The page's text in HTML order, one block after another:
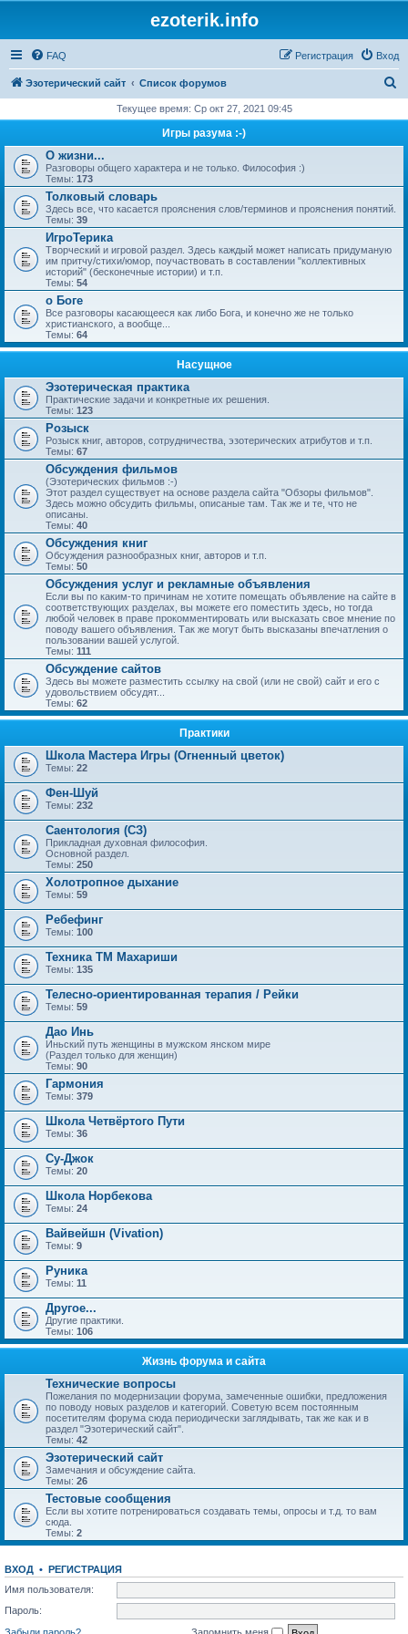
ezoterik.info
FAQ Вход
Регистрация
Эзотерический сайт Список форумов
с
Текущее время: Ср окт 27, 2021 09:45
Игры разума :-)
О жизни...
Разговоры общего характера и не только. Философия :)
Темы: 173
Толковый словарь
Здесь все, что касается прояснения слов/терминов и прояснения понятий.
Темы: 39
ИгроТерика
Творческий и игровой раздел. Здесь каждый может написать придуманую
им притчу/стихи/юмор, поучаствовать в составлении "коллективных
историй" (бесконечные истории) и т.п.
Темы: 54
о Боге
Все разговоры касающееся как либо Бога, и конечно же не только
христианского, а вообще...
Темы: 64
Насущное
Эзотерическая практика
Практические задачи и конкретные их решения.
Темы: 123
Розыск
Розыск книг, авторов, сотрудничества, эзотерических атрибутов и т.п.
Темы: 67
Обсуждения фильмов
(Эзотерических фильмов :-)
Этот раздел существует на основе раздела сайта "Обзоры фильмов".
Здесь можно обсудить фильмы, описаные там. Так же и те, что не
описаны.
Темы: 40
Обсуждения книг
Обсуждения разнообразных книг, авторов и т.п.
Темы: 50
Обсуждения услуг и рекламные объявления
Если вы по каким-то причинам не хотите помещать объявление на сайте в
соответствующих разделах, вы можете его поместить здесь, но тогда
любой человек в праве прокомментировать или высказать свое мнение по
поводу вашего объявления. Так же могут быть высказаны впечатления о
пользовании вашей услугой.
Темы: 111
Обсуждение сайтов
Здесь вы можете разместить ссылку на свой (или не свой) сайт и его с
удовольствием обсудят...
Темы: 62
Практики
Школа Мастера Игры (Огненный цветок)
Темы: 22
Фен-Шуй
Темы: 232
Саентология (СЗ)
Прикладная духовная философия.
Основной раздел.
Темы: 250
Холотропное дыхание
Темы: 59
Ребефинг
Темы: 100
Техника ТМ Махариши
Темы: 135
Телесно-ориентированная терапия / Рейки
Темы: 59
Дао Инь
Иньский путь женщины в мужском янском мире
(Раздел только для женщин)
Темы: 90
Гармония
Темы: 379
Школа Четвёртого Пути
Темы: 36
Су-Джок
Темы: 20
Школа Норбекова
Темы: 24
Вайвейшн (Vivation)
Темы: 9
Руника
Темы: 11
Другое...
Другие практики.
Темы: 106
Жизнь форума и сайта
Технические вопросы
Пожелания по модернизации форума, замеченные ошибки, предложения
по поводу новых разделов и категорий. Советую всем постоянным
посетителям форума сюда периодически заглядывать, так же как и в
раздел "Эзотерический сайт".
Темы: 42
Эзотерический сайт
Замечания и обсуждение сайта.
Темы: 26
Тестовые сообщения
Если вы хотите потренироваться создавать темы, опросы и т.д. то вам
сюда.
Темы: 2
ВХОД • РЕГИСТРАЦИЯ
Имя пользователя:
Пароль: